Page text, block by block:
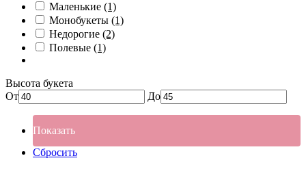
Маленькие (1)
Монобукеты (1)
Недорогие (2)
Полевые (1)
Высота букета
От
До
Показать
Сбросить